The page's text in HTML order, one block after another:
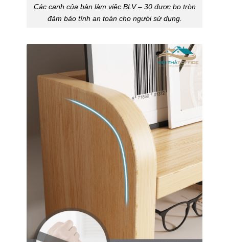
Các cạnh của bàn làm việc BLV – 30 được bo tròn
đảm bảo tính an toàn cho người sử dụng.